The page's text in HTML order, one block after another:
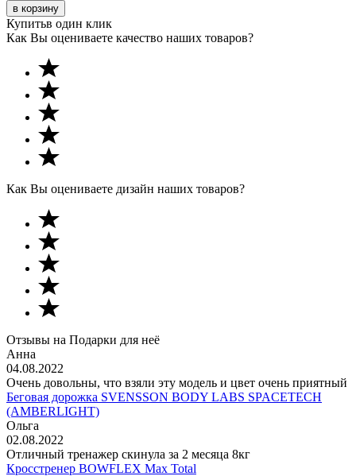
в корзину
Купитьв один клик
Как Вы оцениваете качество наших товаров?
Как Вы оцениваете дизайн наших товаров?
Отзывы на Подарки для неё
Анна
04.08.2022
Очень довольны, что взяли эту модель и цвет очень приятный
Беговая дорожка SVENSSON BODY LABS SPACETECH
(AMBERLIGHT)
Ольга
02.08.2022
Отличный тренажер скинула за 2 месяца 8кг
Кросстренер BOWFLEX Max Total